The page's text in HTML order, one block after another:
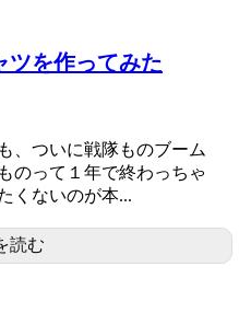
ツを作ってみた
、ついに戦隊ものブーム
のって１年で終わっちゃ
くないのが本...
読む